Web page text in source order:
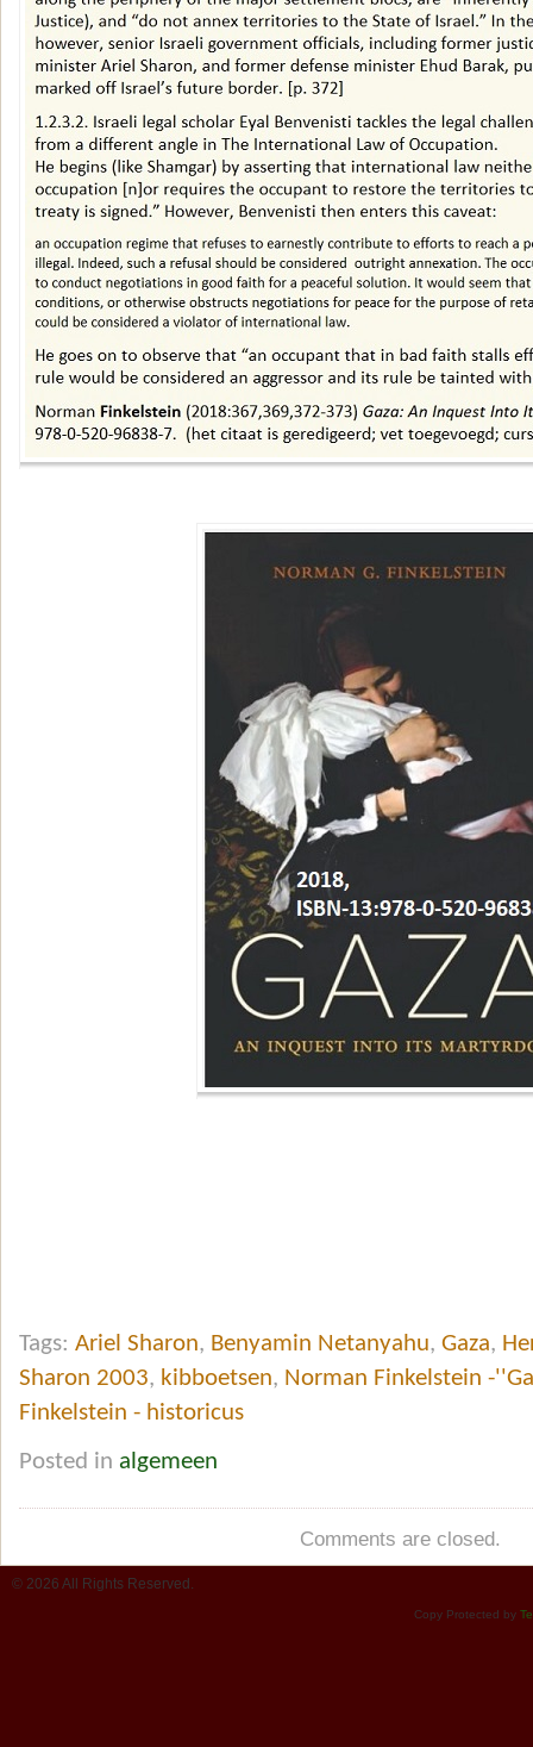
Tags: Ariel Sharon, Benyamin Netanyahu, Gaza,
Sharon 2003, kibboetsen, Norman Finkelstein -
Finkelstein - historicus
Posted in algemeen
Comments are closed.
© 2026 All Rights Reserved.
Copy Protected by